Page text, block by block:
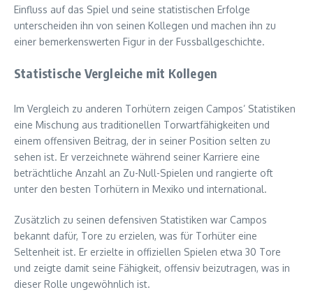
Einfluss auf das Spiel und seine statistischen Erfolge
unterscheiden ihn von seinen Kollegen und machen ihn zu
einer bemerkenswerten Figur in der Fussballgeschichte.
Statistische Vergleiche mit Kollegen
Im Vergleich zu anderen Torhütern zeigen Campos’ Statistiken
eine Mischung aus traditionellen Torwartfähigkeiten und
einem offensiven Beitrag, der in seiner Position selten zu
sehen ist. Er verzeichnete während seiner Karriere eine
beträchtliche Anzahl an Zu-Null-Spielen und rangierte oft
unter den besten Torhütern in Mexiko und international.
Zusätzlich zu seinen defensiven Statistiken war Campos
bekannt dafür, Tore zu erzielen, was für Torhüter eine
Seltenheit ist. Er erzielte in offiziellen Spielen etwa 30 Tore
und zeigte damit seine Fähigkeit, offensiv beizutragen, was in
dieser Rolle ungewöhnlich ist.